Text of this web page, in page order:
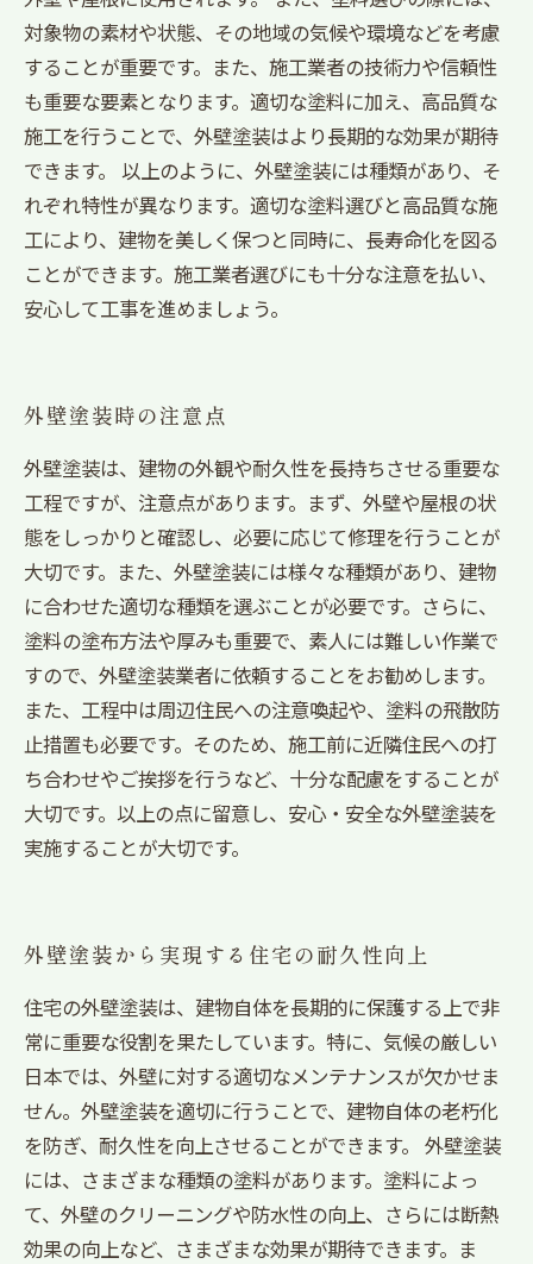
対象物の素材や状態、その地域の気候や環境などを考慮
することが重要です。また、施工業者の技術力や信頼性
も重要な要素となります。適切な塗料に加え、高品質な
施工を行うことで、外壁塗装はより長期的な効果が期待
できます。 以上のように、外壁塗装には種類があり、そ
れぞれ特性が異なります。適切な塗料選びと高品質な施
工により、建物を美しく保つと同時に、長寿命化を図る
ことができます。施工業者選びにも十分な注意を払い、
安心して工事を進めましょう。
外壁塗装時の注意点
外壁塗装は、建物の外観や耐久性を長持ちさせる重要な
工程ですが、注意点があります。まず、外壁や屋根の状
態をしっかりと確認し、必要に応じて修理を行うことが
大切です。また、外壁塗装には様々な種類があり、建物
に合わせた適切な種類を選ぶことが必要です。さらに、
塗料の塗布方法や厚みも重要で、素人には難しい作業で
すので、外壁塗装業者に依頼することをお勧めします。
また、工程中は周辺住民への注意喚起や、塗料の飛散防
止措置も必要です。そのため、施工前に近隣住民への打
ち合わせやご挨拶を行うなど、十分な配慮をすることが
大切です。以上の点に留意し、安心・安全な外壁塗装を
実施することが大切です。
外壁塗装から実現する住宅の耐久性向上
住宅の外壁塗装は、建物自体を長期的に保護する上で非
常に重要な役割を果たしています。特に、気候の厳しい
日本では、外壁に対する適切なメンテナンスが欠かせま
せん。外壁塗装を適切に行うことで、建物自体の老朽化
を防ぎ、耐久性を向上させることができます。 外壁塗装
には、さまざまな種類の塗料があります。塗料によっ
て、外壁のクリーニングや防水性の向上、さらには断熱
効果の向上など、さまざまな効果が期待できます。ま